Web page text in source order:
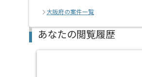
大阪府の案件一覧
あなたの閲覧履歴